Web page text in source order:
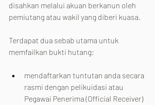
disahkan melalui akuan berkanun oleh
pemiutang atau wakil yang diberi kuasa.
Terdapat dua sebab utama untuk
memfailkan bukti hutang:
mendaftarkan tuntutan anda secara
rasmi dengan pelikuidasi atau
Pegawai Penerima (Official Receiver)